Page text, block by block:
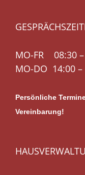
MO-FR 08:30 –
MO-DO 14:00 –
Persönliche
Vereinbarung!